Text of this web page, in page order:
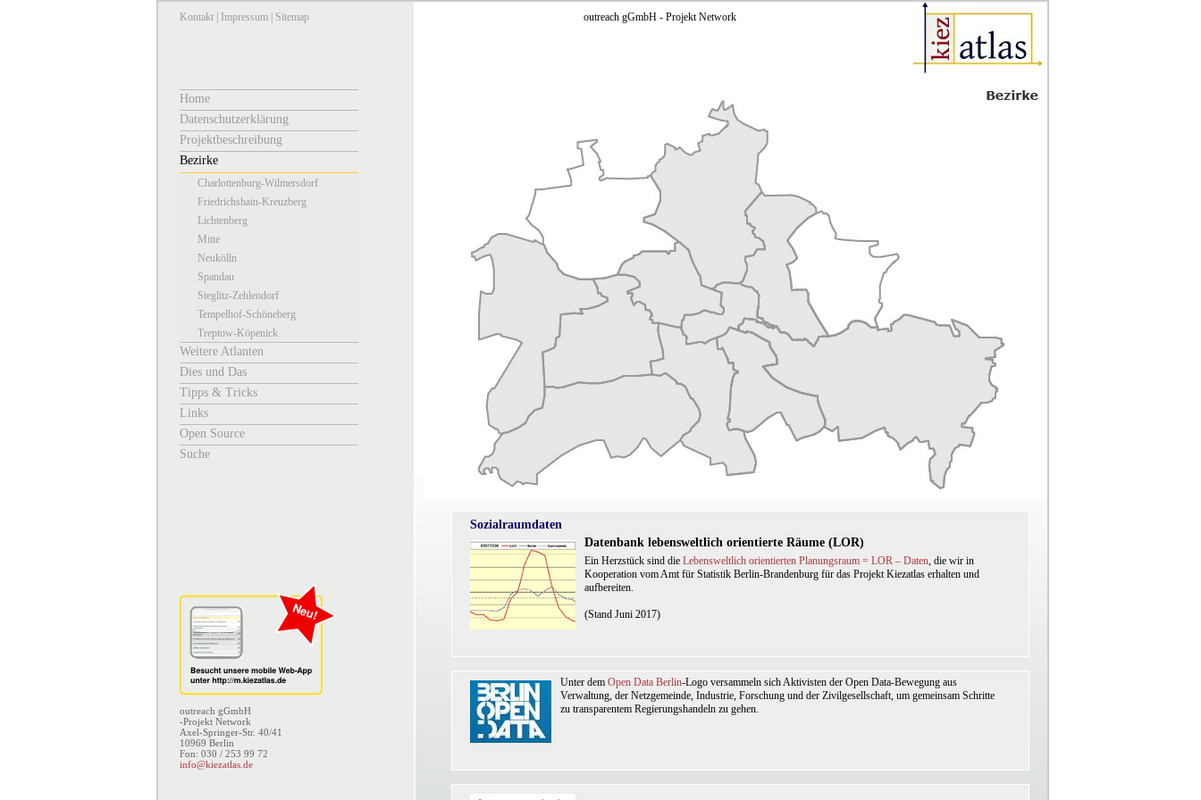
Kontakt| Impressum| Sitemap
Home
Datenschutzerklärung
Projektbeschreibung
Bezirke
Charlottenburg-Wilmersdorf
Friedrichshain-Kreuzberg
Lichtenberg
Mitte
Neukölln
Spandau
Steglitz-Zehlendorf
Tempelhof-Schöneberg
Treptow-Köpenick
Weitere Atlanten
Dies und Das
Tipps & Tricks
Links
Open Source
Suche
outreach gGmbH
-Projekt Network
Axel-Springer-Str. 40/41
10969 Berlin
Fon: 030 / 253 99 72
info@kiezatlas.de
outreach gGmbH - Projekt Network
Sozialraumdaten
Datenbank lebensweltlich orientierte Räume (LOR)
Ein Herzstück sind die Lebensweltlich orientierten Planungsraum = LOR – Daten, die wir in
Kooperation vom Amt für Statistik Berlin-Brandenburg für das Projekt Kiezatlas erhalten und
aufbereiten.
(Stand Juni 2017)
Unter dem Open Data Berlin-Logo versammeln sich Aktivisten der Open Data-Bewegung aus
Verwaltung, der Netzgemeinde, Industrie, Forschung und der Zivilgesellschaft, um gemeinsam Schritte
zu transparentem Regierungshandeln zu gehen.